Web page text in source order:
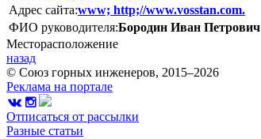
Адрес сайта:www; http;//www.vosstan.com.
ФИО руководителя:Бородин Иван Петрович
Месторасположение
назад
© Союз горных инженеров, 2015–2026
Реклама на портале
Отписаться от рассылки
Разные статьи